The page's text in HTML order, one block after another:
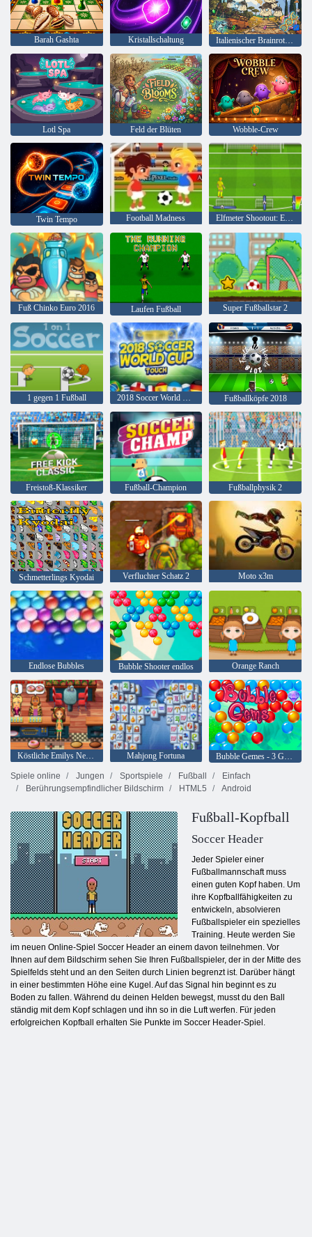
Barah Gashta Kristallschaltung Italienischer Brainrot Merge Clicker
Lotl Spa Feld der Blüten Wobble-Crew
Twin Tempo Football Madness Elfmeter Shootout: Euro Cup 2016
Fuß Chinko Euro 2016 Laufen Fußball Super Fußballstar 2
1 gegen 1 Fußball 2018 Soccer World Cup Touch Fußballköpfe 2018
Freistoß-Klassiker Fußball-Champion Fußballphysik 2
Schmetterlings Kyodai Verfluchter Schatz 2 Moto x3m
Endlose Bubbles Bubble Shooter endlos Orange Ranch
Köstliche Emilys New Beginning Mahjong Fortuna
Bubble Gemes - 3 Gewinnt
Spiele online
Jungen Sportspiele Fußball
Einfach
Berührungsempfindlicher Bildschirm
HTML5 Android
Fußball-Kopfball
Soccer Header
Jeder Spieler einer
Fußballmannschaft muss
einen guten Kopf haben. Um
ihre Kopfballfähigkeiten zu
entwickeln, absolvieren
Fußballspieler ein spezielles
Training. Heute werden Sie
im neuen Online-Spiel Soccer Header an einem davon teilnehmen. Vor
Ihnen auf dem Bildschirm sehen Sie Ihren Fußballspieler, der in der Mitte des
Spielfelds steht und an den Seiten durch Linien begrenzt ist. Darüber hängt
in einer bestimmten Höhe eine Kugel. Auf das Signal hin beginnt es zu
Boden zu fallen. Während du deinen Helden bewegst, musst du den Ball
ständig mit dem Kopf schlagen und ihn so in die Luft werfen. Für jeden
erfolgreichen Kopfball erhalten Sie Punkte im Soccer Header-Spiel.